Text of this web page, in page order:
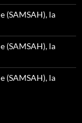
(SAMSAH), la
(SAMSAH), la
(SAMSAH), la